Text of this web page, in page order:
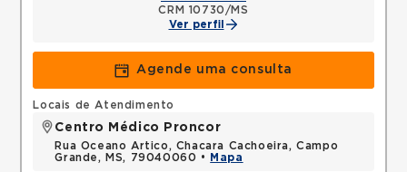
CRM 10730/MS
Ver perfil
Agende uma consulta
Locais de Atendimento
Centro Médico Proncor
Rua Oceano Artico, Chacara Cachoeira, Campo
Grande, MS, 79040060 •
Mapa